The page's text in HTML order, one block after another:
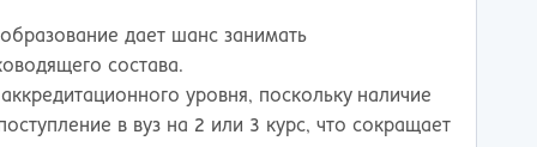
дает шанс занимать
состава.
уровня, поскольку наличие
в вуз на 2 или 3 курс, что сокращает